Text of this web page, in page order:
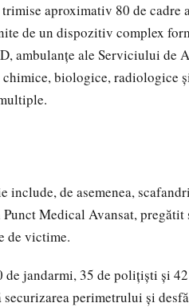
aproximativ 80 de
de un dispozitiv complex
ambulanțe ale Serviciului de
biologice, radiologice
de asemenea,
Medical Avansat, pregătit
de victime.
de jandarmi, 35 de polițiști și
perimetrului și